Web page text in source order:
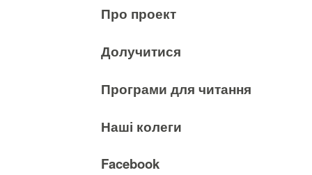
Про проект
Долучитися
Програми для читання
Наші колеги
Facebook